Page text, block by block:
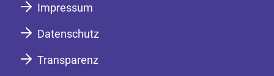
Impressum
Datenschutz
Transparenz